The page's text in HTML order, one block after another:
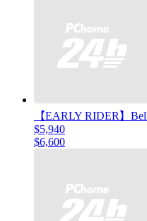
【EARLY RIDER】
$5,940
$6,600